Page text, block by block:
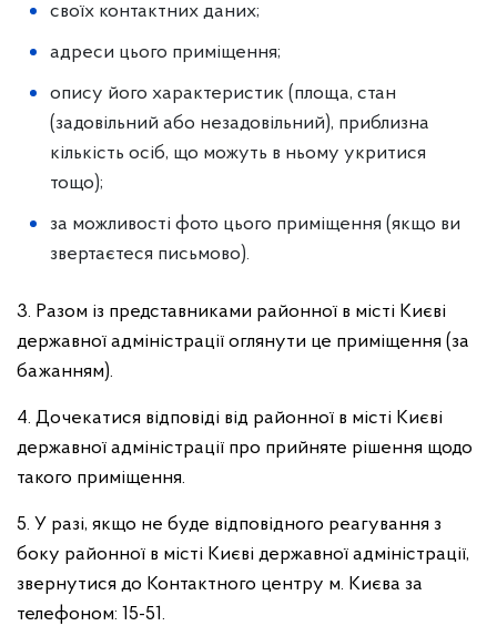
своїх контактних даних;
адреси цього приміщення;
опису його характеристик (площа, стан
(задовільний або незадовільний), приблизна
кількість осіб, що можуть в ньому укритися
тощо);
за можливості фото цього приміщення (якщо ви
звертаєтеся письмово).
3. Разом із представниками районної в місті Києві
державної адміністрації оглянути це приміщення (за
бажанням).
4. Дочекатися відповіді від районної в місті Києві
державної адміністрації про прийняте рішення щодо
такого приміщення.
5. У разі, якщо не буде відповідного реагування з
боку районної в місті Києві державної адміністрації,
звернутися до Контактного центру м. Києва за
телефоном: 15-51.